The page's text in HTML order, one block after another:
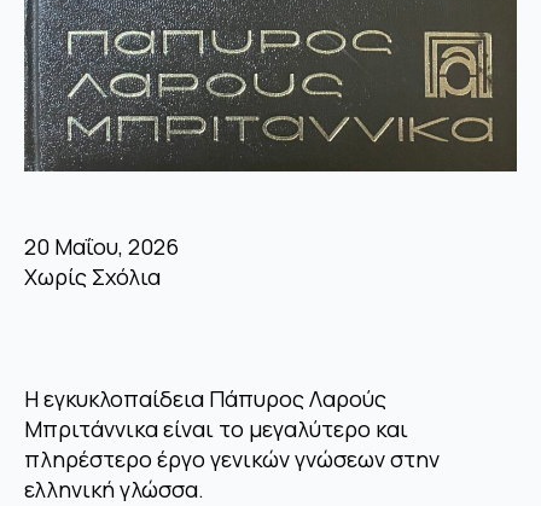
20 Μαΐου, 2026
Χωρίς Σχόλια
Η εγκυκλοπαίδεια Πάπυρος Λαρούς
Μπριτάννικα είναι το μεγαλύτερο και
πληρέστερο έργο γενικών γνώσεων στην
ελληνική γλώσσα.